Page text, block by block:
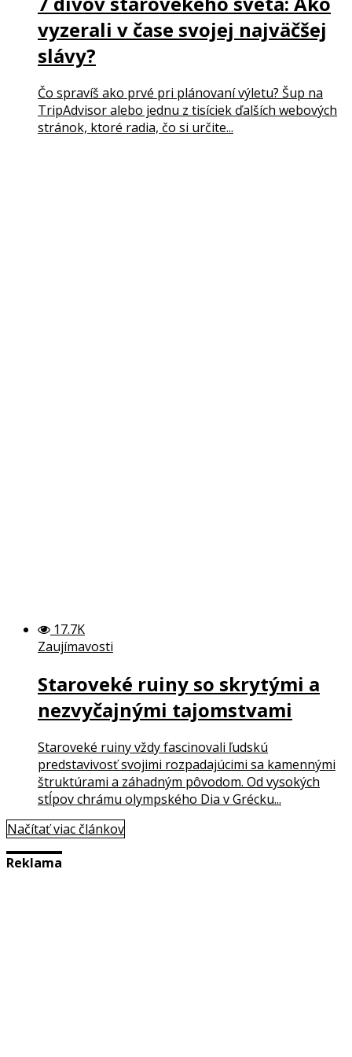
vyzerali v čase svojej najväčšej
slávy?
Čo spravíš ako prvé pri plánovaní výletu? Šup na
TripAdvisor alebo jednu z tisíciek ďalších webových
stránok, ktoré radia, čo si určite...
17.7K
Zaujímavosti
Staroveké ruiny so skrytými a
nezvyčajnými tajomstvami
Staroveké ruiny vždy fascinovali ľudskú
predstavivosť svojimi rozpadajúcimi sa kamennými
štruktúrami a záhadným pôvodom. Od vysokých
stĺpov chrámu olympského Dia v Grécku...
Načítať viac článkov
Reklama